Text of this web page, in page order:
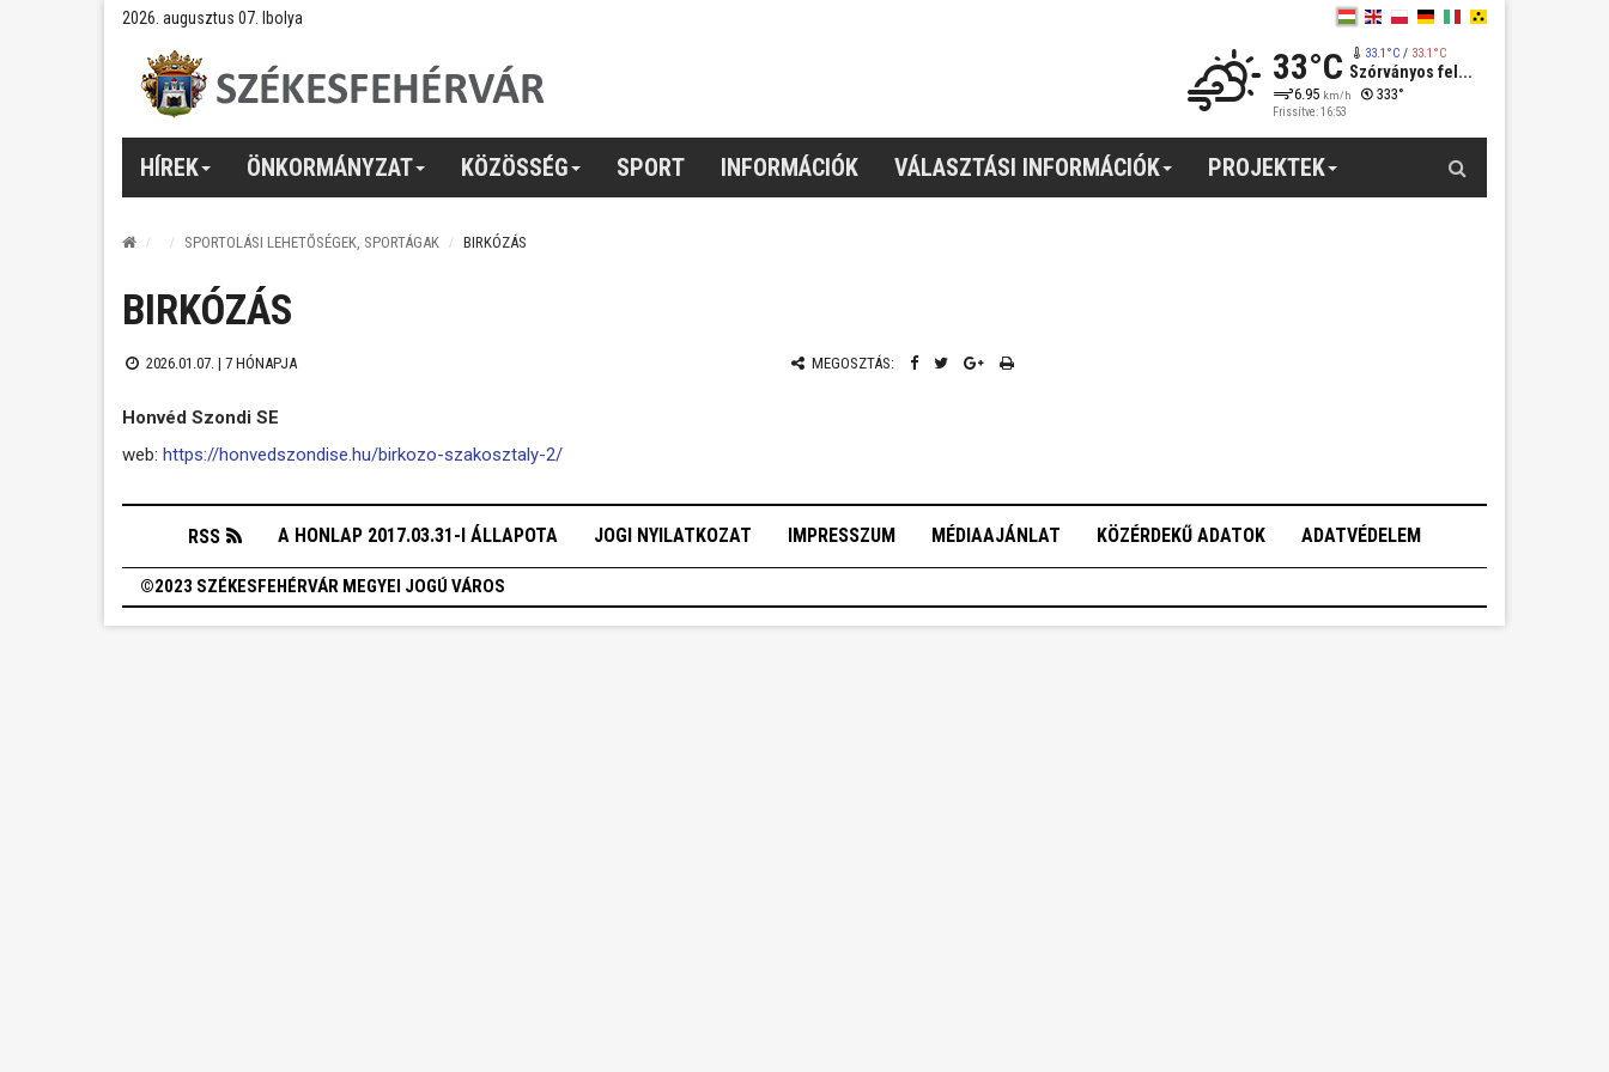
2026. augusztus 07. Ibolya
33°C 33.1°C/ 33.1°C
Szórványos fel...
6.95 km/h 333°
Frissítve: 16:53
HÍREK ÖNKORMÁNYZAT KÖZÖSSÉG SPORT INFORMÁCIÓK VÁLASZTÁSI INFORMÁCIÓK PROJEKTEK
SPORTOLÁSI LEHETŐSÉGEK, SPORTÁGAK BIRKÓZÁS
BIRKÓZÁS
2026.01.07. | 7 HÓNAPJA MEGOSZTÁS:
Honvéd Szondi SE
web: https://honvedszondise.hu/birkozo-szakosztaly-2/
RSS A HONLAP 2017.03.31-I ÁLLAPOTA JOGI NYILATKOZAT IMPRESSZUM MÉDIAAJÁNLAT KÖZÉRDEKŰ ADATOK ADATVÉDELEM
©2023 SZÉKESFEHÉRVÁR MEGYEI JOGÚ VÁROS